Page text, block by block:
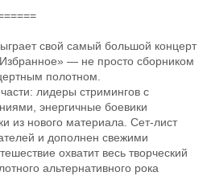
свой самый большой концерт
— не просто сборником
полотном.
лидеры стримингов с
энергичные боевики
из нового материала. Сет‑лист
и дополнен свежими
охватит весь творческий
альтернативного рока